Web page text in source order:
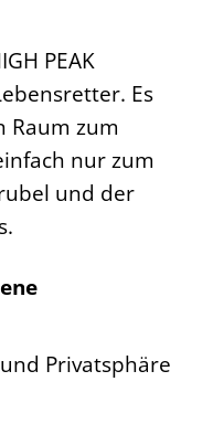
PEAK
Es
Raum zum
nur zum
und der
Privatsphäre